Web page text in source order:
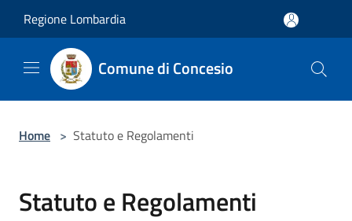
Regione Lombardia
Comune di Concesio
Home > Statuto e Regolamenti
Statuto e Regolamenti